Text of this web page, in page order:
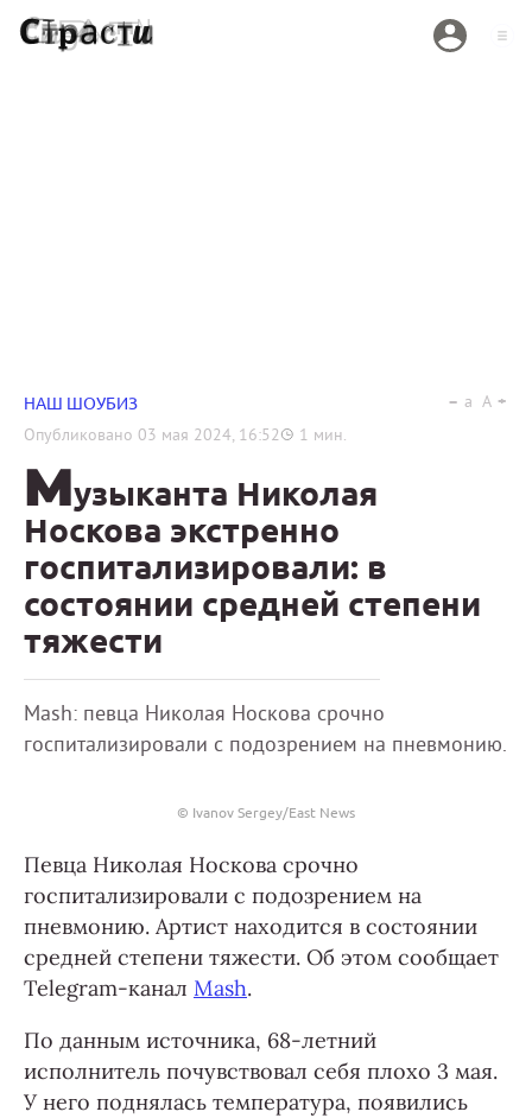
НАШ ШОУБИЗ
Опубликовано 03 мая 2024, 16:52 1 мин.
a A
Музыканта Николая
Носкова экстренно
госпитализировали: в
состоянии средней степени
тяжести
Mash: певца Николая Носкова срочно
госпитализировали с подозрением на пневмонию.
© Ivanov Sergey/East News
Певца Николая Носкова срочно
госпитализировали с подозрением на
пневмонию. Артист находится в состоянии
средней степени тяжести. Об этом сообщает
Telegram-канал Mash.
По данным источника, 68-летний
исполнитель почувствовал себя плохо 3 мая.
У него поднялась температура, появились